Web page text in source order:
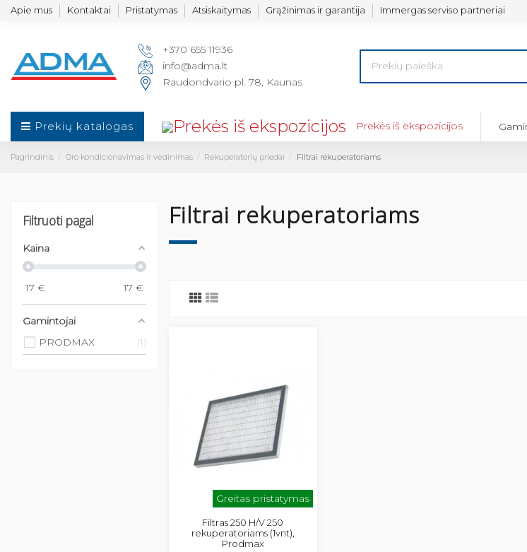
Apie mus Kontaktai Pristatymas Atsiskaitymas Grąžinimas ir garantija Immergas serviso partneriai
+370 655 11936
info@adma.lt
Raudondvario pl. 78, Kaunas
Prekių katalogas Prekės iš ekspozicijos
Pagrindinis Oro kondicionavimas ir vėdinimas Rekuperatorių priedai Filtrai rekuperatoriams
Filtrai rekuperatoriams
Greitas pristatymas
Filtras 250 H/V 250
rekuperatoriams (1vnt),
Prodmax
Filtruoti pagal
Kaina
17 € 17 €
Gamintojai
PRODMAX
1